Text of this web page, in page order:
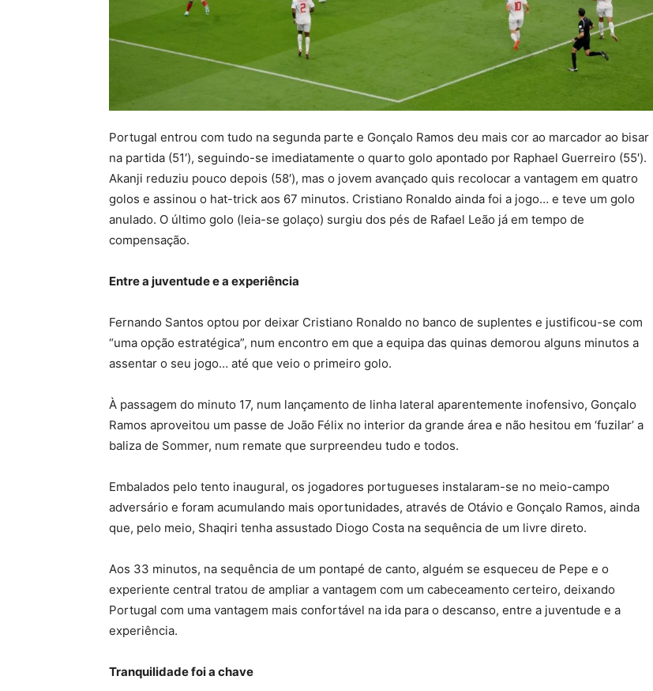
Portugal entrou com tudo na segunda parte e Gonçalo Ramos deu mais cor ao marcador ao bisar
na partida (51′), seguindo-se imediatamente o quarto golo apontado por Raphael Guerreiro (55′).
Akanji reduziu pouco depois (58′), mas o jovem avançado quis recolocar a vantagem em quatro
golos e assinou o hat-trick aos 67 minutos. Cristiano Ronaldo ainda foi a jogo… e teve um golo
anulado. O último golo (leia-se golaço) surgiu dos pés de Rafael Leão já em tempo de
compensação.
Entre a juventude e a experiência
Fernando Santos optou por deixar Cristiano Ronaldo no banco de suplentes e justificou-se com
“uma opção estratégica”, num encontro em que a equipa das quinas demorou alguns minutos a
assentar o seu jogo… até que veio o primeiro golo.
À passagem do minuto 17, num lançamento de linha lateral aparentemente inofensivo, Gonçalo
Ramos aproveitou um passe de João Félix no interior da grande área e não hesitou em ‘fuzilar’ a
baliza de Sommer, num remate que surpreendeu tudo e todos.
Embalados pelo tento inaugural, os jogadores portugueses instalaram-se no meio-campo
adversário e foram acumulando mais oportunidades, através de Otávio e Gonçalo Ramos, ainda
que, pelo meio, Shaqiri tenha assustado Diogo Costa na sequência de um livre direto.
Aos 33 minutos, na sequência de um pontapé de canto, alguém se esqueceu de Pepe e o
experiente central tratou de ampliar a vantagem com um cabeceamento certeiro, deixando
Portugal com uma vantagem mais confortável na ida para o descanso, entre a juventude e a
experiência.
Tranquilidade foi a chave